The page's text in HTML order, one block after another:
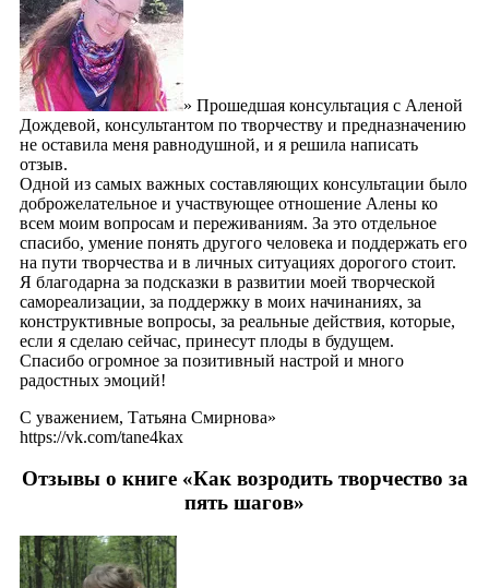
» Прошедшая консультация с Аленой
Дождевой, консультантом по творчеству и предназначению
не оставила меня равнодушной, и я решила написать
отзыв.
Одной из самых важных составляющих консультации было
доброжелательное и участвующее отношение Алены ко
всем моим вопросам и переживаниям. За это отдельное
спасибо, умение понять другого человека и поддержать его
на пути творчества и в личных ситуациях дорогого стоит.
Я благодарна за подсказки в развитии моей творческой
самореализации, за поддержку в моих начинаниях, за
конструктивные вопросы, за реальные действия, которые,
если я сделаю сейчас, принесут плоды в будущем.
Спасибо огромное за позитивный настрой и много
радостных эмоций!
С уважением, Татьяна Смирнова»
https://vk.com/tane4kax
Отзывы о книге «Как возродить творчество за
пять шагов»